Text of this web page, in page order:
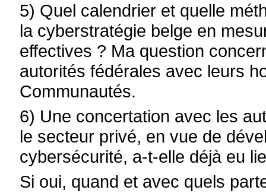
5) Quel calendrier et quelle
la cyberstratégie belge en
effectives ? Ma question
autorités fédérales avec leurs
Communautés.
6) Une concertation avec les
le secteur privé, en vue de
cybersécurité, a-t-elle déjà eu
Si oui, quand et avec quels